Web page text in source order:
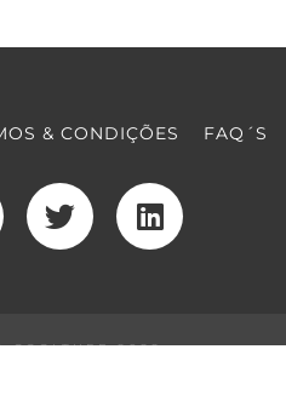
& CONDIÇÕES FAQ´S
COOLTURE 2022